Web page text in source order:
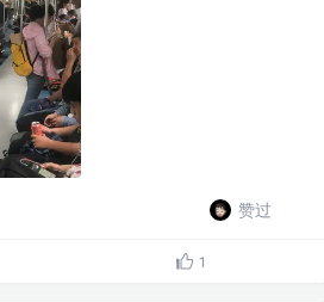
赞过
1